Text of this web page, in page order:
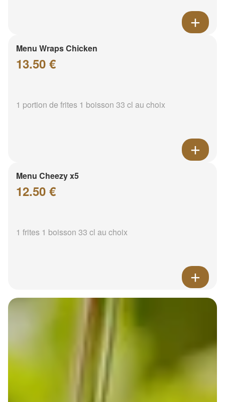
Menu Wraps Chicken
13.50 €
1 portion de frites 1 boisson 33 cl au choix
Menu Cheezy x5
12.50 €
1 frites 1 boisson 33 cl au choix